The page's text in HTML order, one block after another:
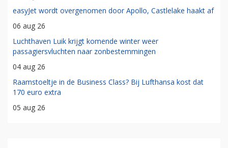
easyJet wordt overgenomen door Apollo, Castlelake haakt af
06 aug 26
Luchthaven Luik krijgt komende winter weer
passagiersvluchten naar zonbestemmingen
04 aug 26
Raamstoeltje in de Business Class? Bij Lufthansa kost dat
170 euro extra
05 aug 26